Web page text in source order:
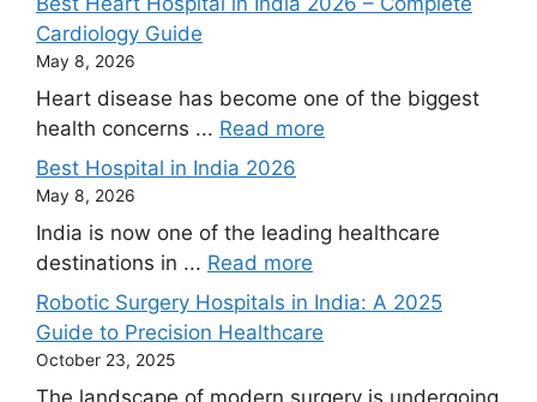
Cardiology Guide
May 8, 2026
Heart disease has become one of the biggest
health concerns ... Read more
Best Hospital in India 2026
May 8, 2026
India is now one of the leading healthcare
destinations in ... Read more
Robotic Surgery Hospitals in India: A 2025
Guide to Precision Healthcare
October 23, 2025
The landscape of modern surgery is undergoing